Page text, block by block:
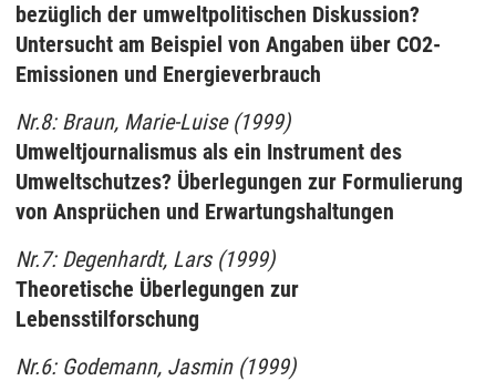
bezüglich der umweltpolitischen Diskussion?
Untersucht am Beispiel von Angaben über CO2-
Emissionen und Energieverbrauch
Nr.8: Braun, Marie-Luise (1999)
Umweltjournalismus als ein Instrument des
Umweltschutzes? Überlegungen zur Formulierung
von Ansprüchen und Erwartungshaltungen
Nr.7: Degenhardt, Lars (1999)
Theoretische Überlegungen zur
Lebensstilforschung
Nr.6: Godemann, Jasmin (1999)